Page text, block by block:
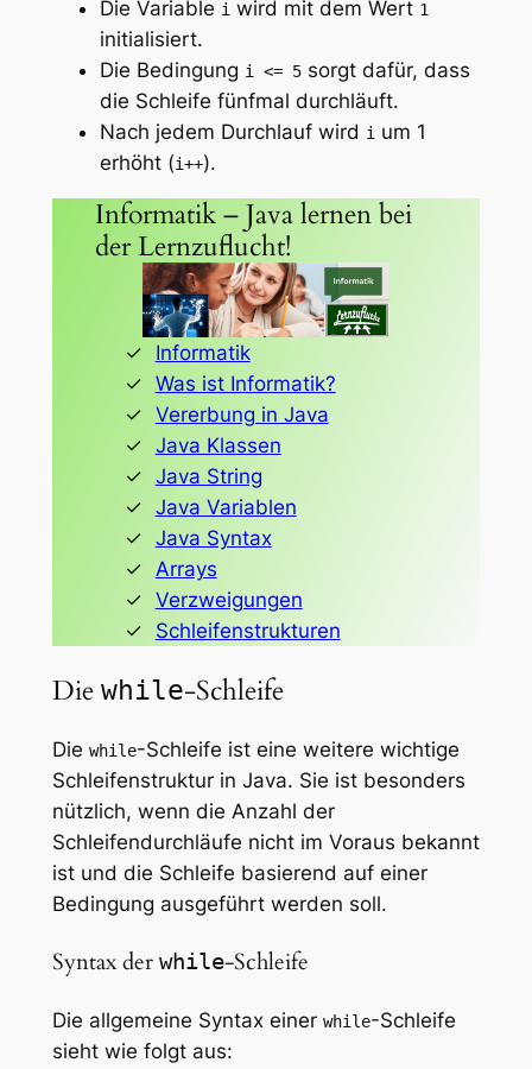
Die Variable iwird mit dem Wert 1
initialisiert.
Die Bedingung i <= 5sorgt dafür, dass
die Schleife fünfmal durchläuft.
Nach jedem Durchlauf wird ium 1
erhöht (i++).
Informatik – Java lernen bei
der Lernzuflucht!
Informatik
Was ist Informatik?
Vererbung in Java
Java Klassen
Java String
Java Variablen
Java Syntax
Arrays
Verzweigungen
Schleifenstrukturen
Die while-Schleife
Die while-Schleife ist eine weitere wichtige
Schleifenstruktur in Java. Sie ist besonders
nützlich, wenn die Anzahl der
Schleifendurchläufe nicht im Voraus bekannt
ist und die Schleife basierend auf einer
Bedingung ausgeführt werden soll.
Syntax der while-Schleife
Die allgemeine Syntax einer while-Schleife
sieht wie folgt aus: